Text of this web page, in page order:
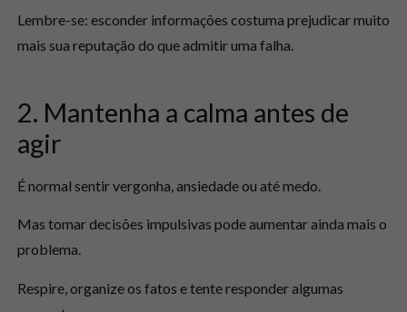
Lembre-se: esconder informações costuma prejudicar muito
mais sua reputação do que admitir uma falha.
2. Mantenha a calma antes de
agir
É normal sentir vergonha, ansiedade ou até medo.
Mas tomar decisões impulsivas pode aumentar ainda mais o
problema.
Respire, organize os fatos e tente responder algumas